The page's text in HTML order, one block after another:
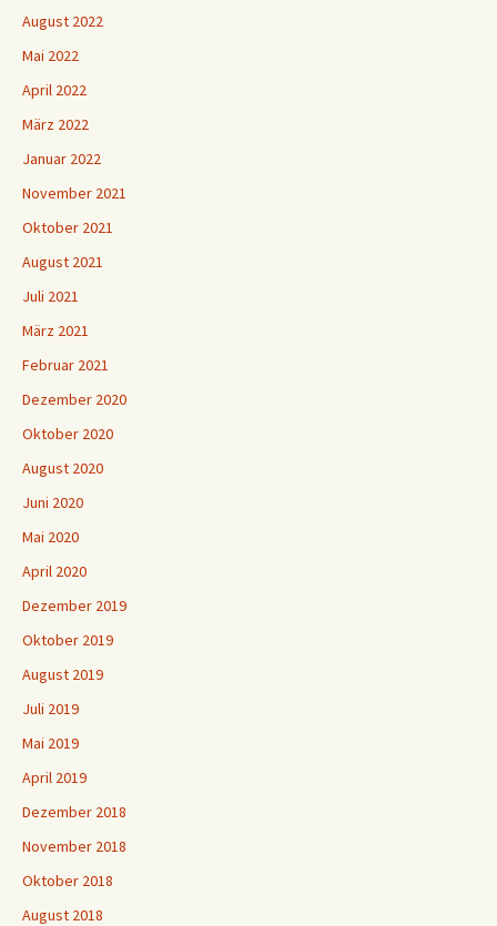
August 2022
Mai 2022
April 2022
März 2022
Januar 2022
November 2021
Oktober 2021
August 2021
Juli 2021
März 2021
Februar 2021
Dezember 2020
Oktober 2020
August 2020
Juni 2020
Mai 2020
April 2020
Dezember 2019
Oktober 2019
August 2019
Juli 2019
Mai 2019
April 2019
Dezember 2018
November 2018
Oktober 2018
August 2018